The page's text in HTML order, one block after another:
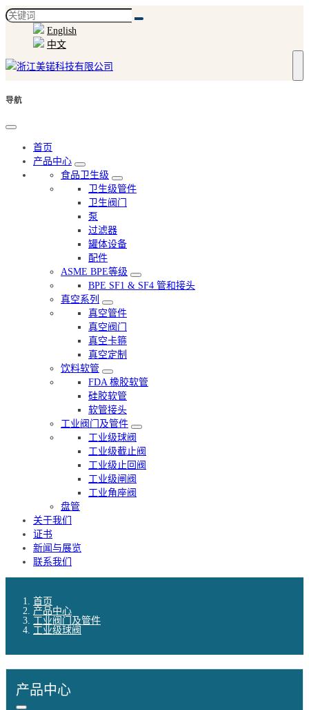
English
中文
导航
首页
产品中心
食品卫生级
卫生级管件
卫生阀门
泵
过滤器
罐体设备
配件
ASME BPE等级
BPE SF1 & SF4 管和接头
真空系列
真空管件
真空阀门
真空卡箍
真空定制
饮料软管
FDA 橡胶软管
硅胶软管
软管接头
工业阀门及管件
工业级球阀
工业级截止阀
工业级止回阀
工业级闸阀
工业角座阀
盘管
关于我们
证书
新闻与展览
联系我们
首页
产品中心
工业阀门及管件
工业级球阀
产品中心